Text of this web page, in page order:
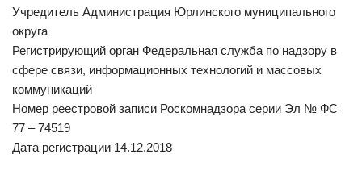
Учредитель Администрация Юрлинского муниципального
округа
Регистрирующий орган Федеральная служба по надзору в
сфере связи, информационных технологий и массовых
коммуникаций
Номер реестровой записи Роскомнадзора серии Эл № ФС
77 – 74519
Дата регистрации 14.12.2018